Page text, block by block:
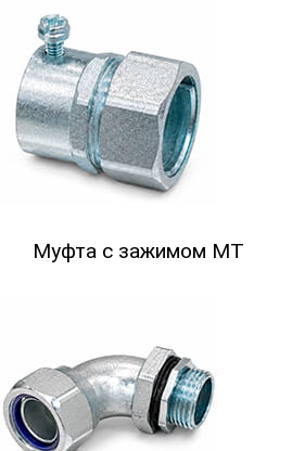
Cоединитель с
Муфта с зажимом МТ